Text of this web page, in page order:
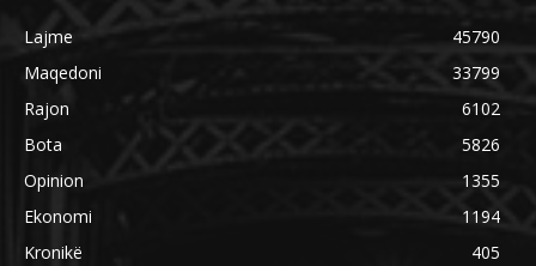
Lajme
45790
Maqedoni
33799
Rajon
6102
Bota
5826
Opinion
1355
Ekonomi
1194
Kronikë
405